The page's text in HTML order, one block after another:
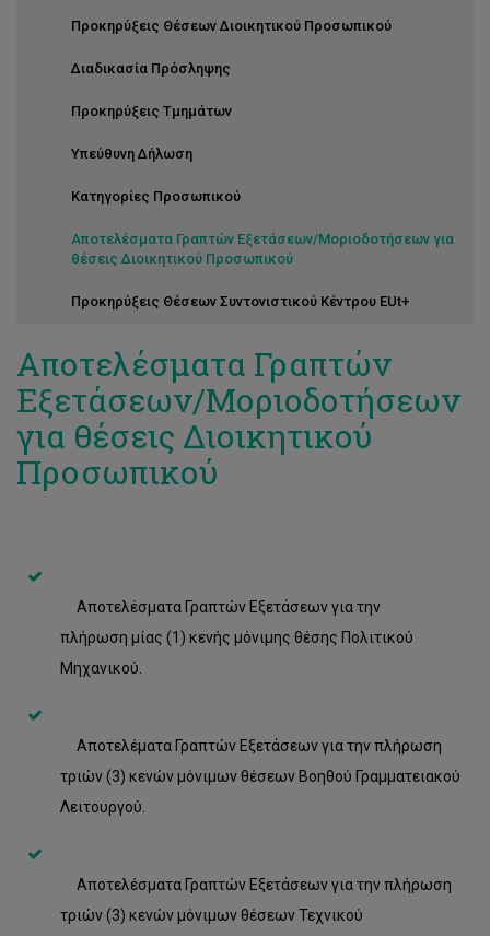
Προκηρύξεις Θέσεων Διοικητικού Προσωπικού
Διαδικασία Πρόσληψης
Προκηρύξεις Τμημάτων
Υπεύθυνη Δήλωση
Κατηγορίες Προσωπικού
Αποτελέσματα Γραπτών Εξετάσεων/Μοριοδοτήσεων για
θέσεις Διοικητικού Προσωπικού
Προκηρύξεις Θέσεων Συντονιστικού Κέντρου EUt+
Αποτελέσματα Γραπτών
Εξετάσεων/Μοριοδοτήσεων
για θέσεις Διοικητικού
Προσωπικού
Αποτελέσματα Γραπτών Εξετάσεων για την
πλήρωση μίας (1) κενής μόνιμης θέσης Πολιτικού
Μηχανικού.
Αποτελέματα Γραπτών Εξετάσεων για την πλήρωση
τριών (3) κενών μόνιμων θέσεων Βοηθού Γραμματειακού
Λειτουργού.
Αποτελέσματα Γραπτών Εξετάσεων για την πλήρωση
τριών (3) κενών μόνιμων θέσεων Τεχνικού